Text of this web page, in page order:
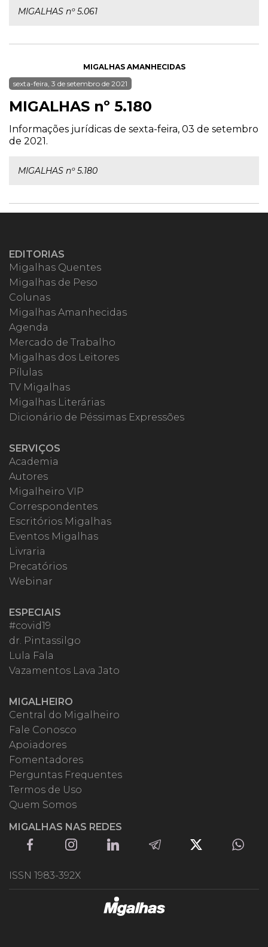
MIGALHAS nº 5.061
MIGALHAS AMANHECIDAS
sexta-feira, 3 de setembro de 2021
MIGALHAS nº 5.180
Informações jurídicas de sexta-feira, 03 de setembro
de 2021.
MIGALHAS nº 5.180
EDITORIAS
Migalhas Quentes
Migalhas de Peso
Colunas
Migalhas Amanhecidas
Agenda
Mercado de Trabalho
Migalhas dos Leitores
Pílulas
TV Migalhas
Migalhas Literárias
Dicionário de Péssimas Expressões
SERVIÇOS
Academia
Autores
Migalheiro VIP
Correspondentes
Escritórios Migalhas
Eventos Migalhas
Livraria
Precatórios
Webinar
ESPECIAIS
#covid19
dr. Pintassilgo
Lula Fala
Vazamentos Lava Jato
MIGALHEIRO
Central do Migalheiro
Fale Conosco
Apoiadores
Fomentadores
Perguntas Frequentes
Termos de Uso
Quem Somos
MIGALHAS NAS REDES
ISSN 1983-392X